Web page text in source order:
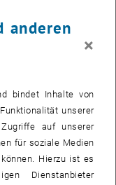
nicht
in dieser Funktion
Interaktions- und
tragende Rolle. So
Landmark-
anderen
×
bindet Inhalte von
unserer
auf unserer
für soziale Medien
Hierzu ist es
Dienstanbieter